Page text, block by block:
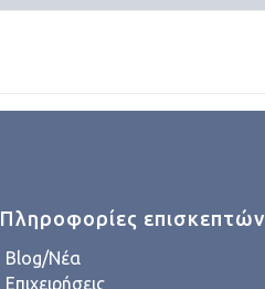
Πληροφορίες επισκεπτών
Blog/Νέα
Επιχειρήσεις